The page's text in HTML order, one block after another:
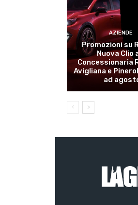
AZIENDE
Promozioni su
Nuova Clio
Concessionaria
Avigliana e
ad